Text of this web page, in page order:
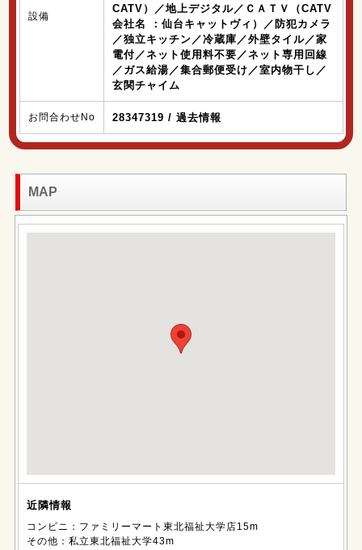
設備
CATV）／地上デジタル／ＣＡＴＶ（CATV
会社名 ：仙台キャットヴィ）／防犯カメラ
／独立キッチン／冷蔵庫／外壁タイル／家
電付／ネット使用料不要／ネット専用回線
／ガス給湯／集合郵便受け／室内物干し／
玄関チャイム
お問合わせNo 28347319 / 過去情報
MAP
近隣情報
コンビニ：ファミリーマート東北福祉大学店15m
その他：私立東北福祉大学43m